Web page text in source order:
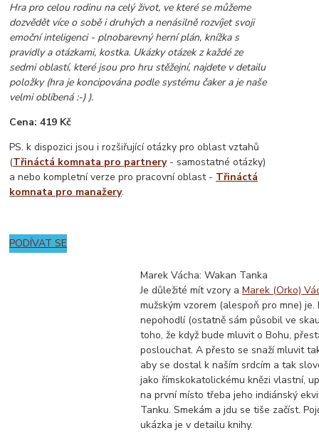
Hra pro celou rodinu na celý život, ve které se můžeme
dozvědět více o sobě i druhých a nenásilně rozvíjet svoji
emoční inteligenci - plnobarevný herní plán, knížka s
pravidly a otázkami, kostka. Ukázky otázek z každé ze
sedmi oblastí, které jsou pro hru stěžejní, najdete v detailu
položky (hra je koncipována podle systému čaker a je naše
velmi oblíbená :-) ).
Cena: 419 Kč
PS. k dispozici jsou i rozšiřující otázky pro oblast vztahů
(Třináctá komnata pro partnery- samostatné otázky)
a nebo kompletní verze pro pracovní oblast - Třináctá
komnata pro manažery.
PODÍVAT SE
Marek Vácha: Wakan Tanka
Je důležité mít vzory aMarek (Orko)
mužským vzorem (alespoň pro mne)
nepohodlí (ostatně sám působil ve
toho, že když bude mluvit o Bohu,
poslouchat. A přesto se snaží mluvit
aby se dostal k naším srdcím a tak
jako římskokatolickému knězi vlastní,
na první místo třeba jeho indiánský
Tanku. Smekám a jdu se tiše začíst.
ukázka je v detailu knihy.